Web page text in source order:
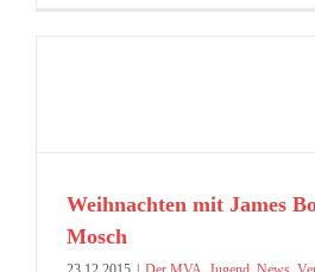
Weihnachten mit James
Mosch